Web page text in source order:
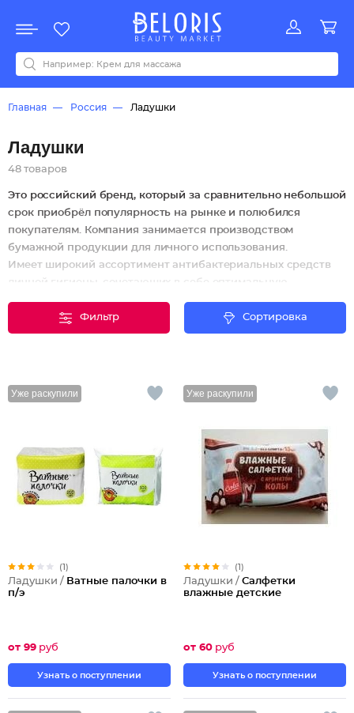
Акции
Все бренды
0-9ABCDEFGHIJKLMNOPQRSTUVWYZАБВДЗИМОКЛНПРСТУФ
Главная Россия Ладушки
Ладушки
48 товаров
Это российский бренд, который за сравнительно небольшой
срок приобрёл популярность на рынке и полюбился
покупателям. Компания занимается производством
бумажной продукции для личного использования.
Имеет широкий ассортимент антибактериальных средств
личной гигиены, сочетающих в себе оптимальную
стоимость и качество.
Фильтр
Сортировка
Уже раскупили
(1)
Ладушки / Ватные палочки в
п/э
от 99 руб
Узнать о поступлении
Уже раскупили
(1)
Ладушки / Салфетки
влажные детские
от 60 руб
Узнать о поступлении